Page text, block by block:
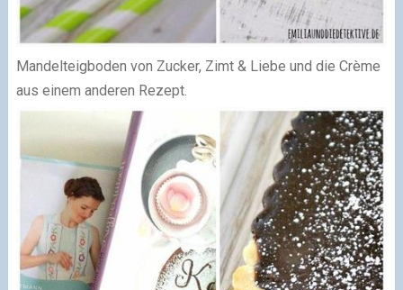
Mandelteigboden von Zucker, Zimt & Liebe und die Crème
aus einem anderen Rezept.